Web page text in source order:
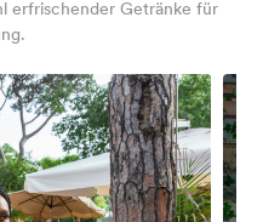
erfrischender Getränke für